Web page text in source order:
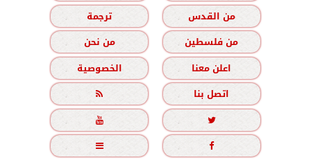
من القدس
ترجمة
من فلسطين
من نحن
اعلن معنا
الخصوصية
اتصل بنا




